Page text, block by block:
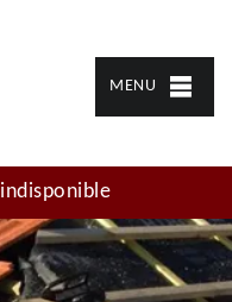
MENU
indisponible